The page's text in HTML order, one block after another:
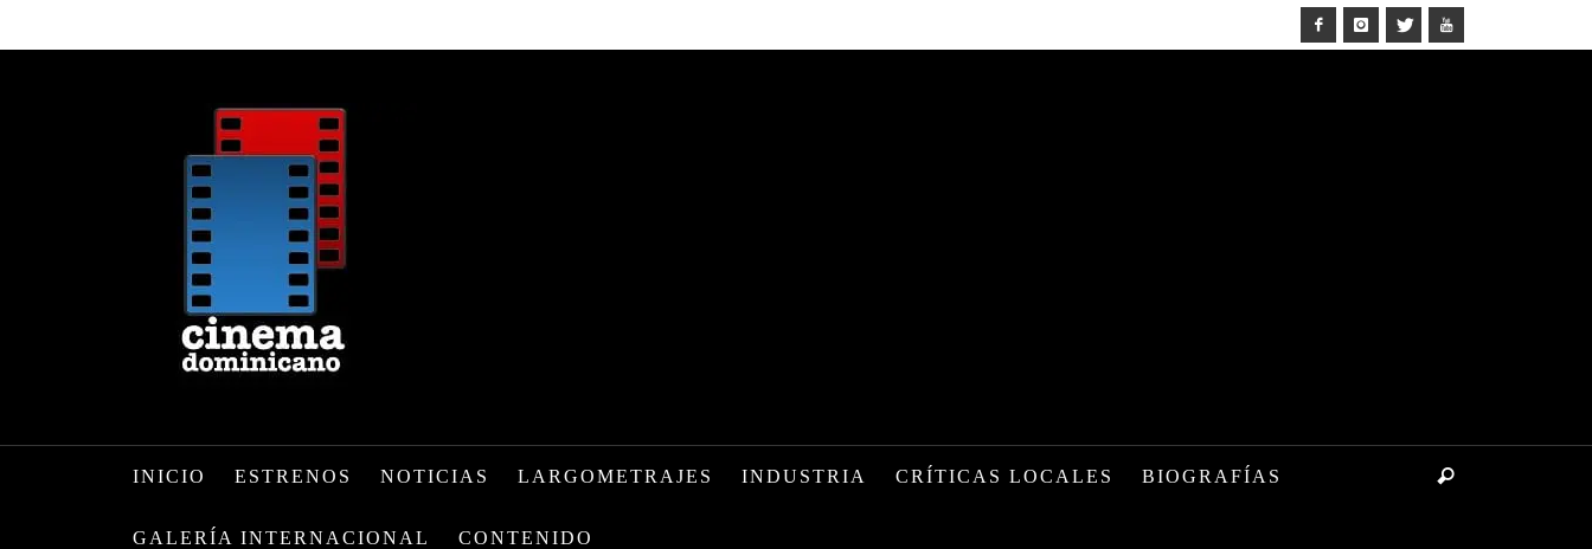
INICIO ESTRENOS NOTICIAS LARGOMETRAJES INDUSTRIA CRÍTICAS LOCALES BIOGRAFÍAS
GALERÍA INTERNACIONAL CONTENIDO